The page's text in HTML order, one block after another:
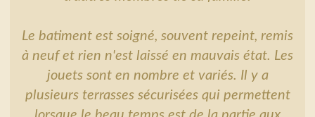
Le batiment est soigné, souvent repeint, remis
à neuf et rien n'est laissé en mauvais état. Les
jouets sont en nombre et variés. Il y a
plusieurs terrasses sécurisées qui permettent